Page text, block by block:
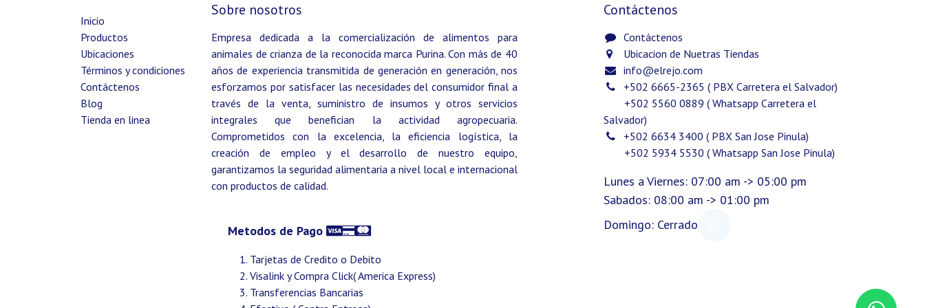
Inicio
Productos
Ubicaciones
Términos y condiciones
Contáctenos
Blog
Tienda en linea
Sobre nosotros
Empresa dedicada a la comercialización de alimentos para
animales de crianza de la reconocida marca Purina. Con más de 40
años de experiencia transmitida de generación en generación, nos
esforzamos por satisfacer las necesidades del consumidor final a
través de la venta, suministro de insumos y otros servicios
integrales que benefician la actividad agropecuaria.
Comprometidos con la excelencia, la eficiencia logística, la
creación de empleo y el desarrollo de nuestro equipo,
garantizamos la seguridad alimentaria a nivel local e internacional
con productos de calidad.
Metodos de Pago
Tarjetas de Credito o Debito
Visalink y Compra Click( America Express)
Transferencias Bancarias
Contáctenos
Contáctenos
Ubicacion de Nuetras Tiendas
info@elrejo.com
+502 6665-2365 ( PBX Carretera el Salvador)
+502 5560 0889 ( Whatsapp Carretera el
Salvador)
+502 6634 3400 ( PBX San Jose Pinula)
+502 5934 5530 ( Whatsapp San Jose Pinula)
Lunes a Viernes: 07:00 am -> 05:00 pm
Sabados: 08:00 am -> 01:00 pm
Domingo: Cerrado